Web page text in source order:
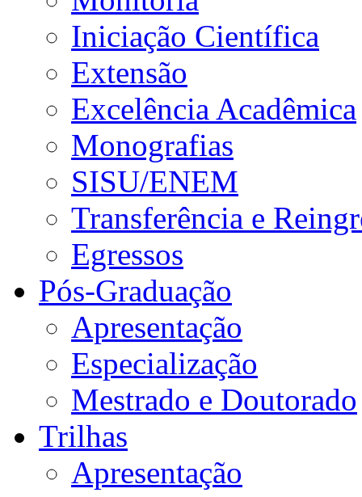
Iniciação Científica
Extensão
Excelência Acadêmica
Monografias
SISU/ENEM
Transferência e
Egressos
Pós-Graduação
Apresentação
Especialização
Mestrado e Doutorado
Trilhas
Apresentação